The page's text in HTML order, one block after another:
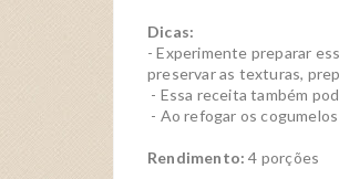
Dicas:
- Experimente preparar
preservar as texturas,
- Essa receita também
- Ao refogar os
Rendimento: 4 porções